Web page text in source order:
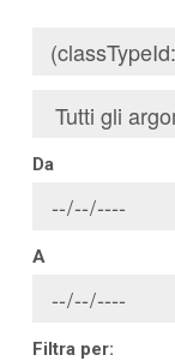
Da
A
Filtra per: